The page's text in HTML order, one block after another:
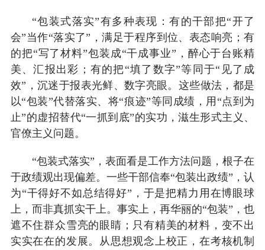
“包装式落实”有多种表现：有的干部把“开了
会”当作“落实了”，满足于程序到位、表态响亮；有
的把“写了材料”包装成“干成事业”，醉心于台账精
美、汇报出彩；有的把“填了数字”等同于“见了成
效”，沉迷于报表光鲜、数字亮眼。这些做法，都是
以“包装”代替落实、将“痕迹”等同成绩，用“点到为
止”的虚招替代“一抓到底”的实功，滋生形式主义、
官僚主义问题。
“包装式落实”，表面看是工作方法问题，根子在
于政绩观出现偏差。一些干部信奉“包装出政绩”，认
为“干得好不如总结得好”，于是把精力用在博眼球
上，而非真抓实干上。事实上，再华丽的“包装”，也
遮不住群众雪亮的眼睛；只有精美的材料，变不出
实实在在的发展。从思想观念上校正，在考核机制